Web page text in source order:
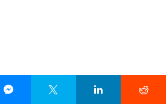
educație, sau cu atât mai mult
ar fi util să citați cu link, atunci